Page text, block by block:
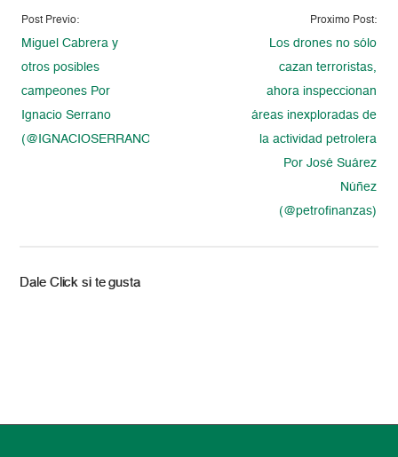
Post Previo:
Miguel Cabrera y
otros posibles
campeones Por
Ignacio Serrano
(@IGNACIOSERRANO)
Proximo Post:
Los drones no sólo
cazan terroristas,
ahora inspeccionan
áreas inexploradas de
la actividad petrolera
Por José Suárez
Núñez
(@petrofinanzas)
Dale Click si te gusta